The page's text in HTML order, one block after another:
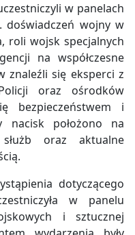
w panelach
doświadczeń wojny w
roli wojsk specjalnych
na współczesne
znaleźli się eksperci z
oraz ośrodków
bezpieczeństwem i
nacisk położono na
oraz aktualne
dotyczącego
w panelu
i sztucznej